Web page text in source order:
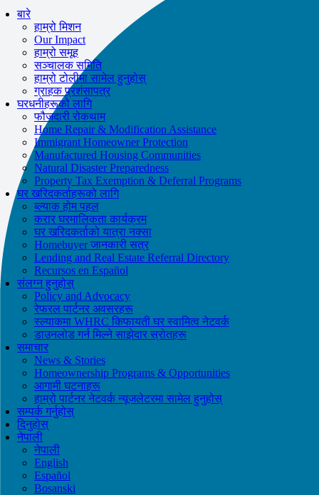
Impacted by the recent wildfires? मद्दत उपलब्ध छ!
वा
बारे
हाम्रो मिशन
Our Impact
हाम्रो समूह
सञ्चालक समिति
हाम्रो टोलीमा सामेल हुनुहोस्
ग्राहक प्रशंसापत्र
घरधनीहरूको लागि
फौजदारी रोकथाम
Home Repair & Modification Assistance
Immigrant Homeowner Protection
Manufactured Housing Communities
Natural Disaster Preparedness
Property Tax Exemption & Deferral Programs
घर खरिदकर्ताहरूको लागि
ब्ल्याक होम पहल
करार घरमालिकता कार्यक्रम
घर खरिदकर्ताको यात्रा नक्सा
Homebuyer जानकारी सत्र
Lending and Real Estate Referral Directory
Recursos en Español
संलग्न हुनुहोस्
Policy and Advocacy
रेफरल पार्टनर अवसरहरू
स्ल्याकमा WHRC किफायती घर स्वामित्व नेटवर्क
डाउनलोड गर्न मिल्ने साझेदार स्रोतहरू
समाचार
News & Stories
Homeownership Programs & Opportunities
आगामी घटनाहरू
हाम्रो पार्टनर नेटवर्क न्यूजलेटरमा सामेल हुनुहोस्
सम्पर्क गर्नुहोस्
दिनुहोस्
नेपाली
नेपाली
English
Español
Bosanski